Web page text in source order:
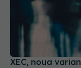
XEC, noua